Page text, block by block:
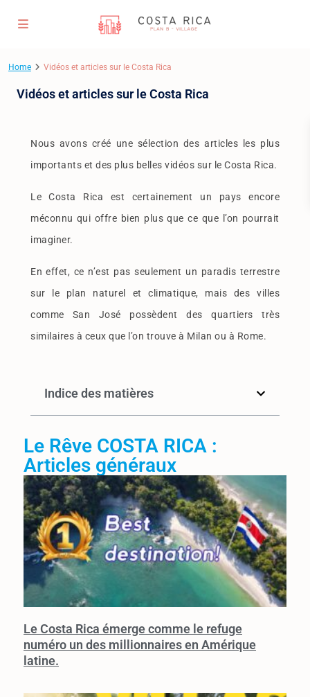
Home Vidéos et articles sur le Costa Rica
Vidéos et articles sur le Costa Rica
Nous avons créé une sélection des articles les plus
importants et des plus belles vidéos sur le Costa Rica.
Le Costa Rica est certainement un pays encore
méconnu qui offre bien plus que ce que l’on pourrait
imaginer.
En effet, ce n’est pas seulement un paradis terrestre
sur le plan naturel et climatique, mais des villes
comme San José possèdent des quartiers très
similaires à ceux que l’on trouve à Milan ou à Rome.
Indice des matières
Le Rêve COSTA RICA :
Articles généraux
Le Costa Rica émerge comme le refuge
numéro un des millionnaires en Amérique
latine.